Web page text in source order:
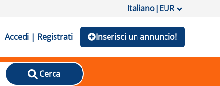
Italiano|EUR
Accedi | Registrati Inserisci un annuncio!
Cerca